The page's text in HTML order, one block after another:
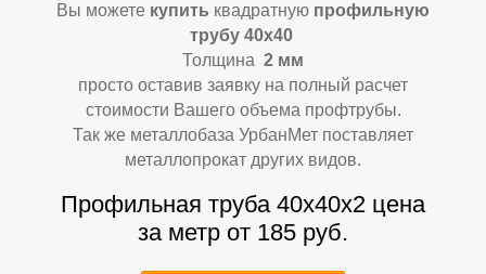
Вы можете купить квадратную профильную
трубу 40х40
Толщина 2 мм
просто оставив заявку на полный расчет
стоимости Вашего объема профтрубы.
Так же металлобаза УрбанМет поставляет
металлопрокат других видов.
Профильная труба 40х40х2 цена
за метр от 185 руб.